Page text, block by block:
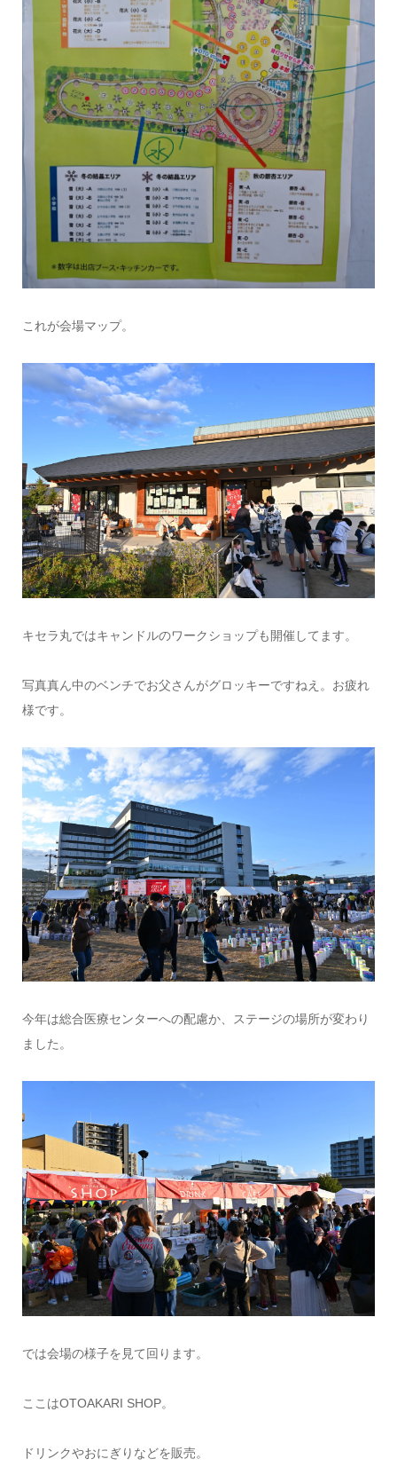
これが会場マップ。
キセラ丸ではキャンドルのワークショップも開催してます。
写真真ん中のベンチでお父さんがグロッキーですねえ。お疲れ
様です。
今年は総合医療センターへの配慮か、ステージの場所が変わり
ました。
では会場の様子を見て回ります。
ここはOTOAKARI SHOP。
ドリンクやおにぎりなどを販売。